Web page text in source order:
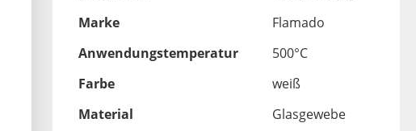
Marke
Flamado
Anwendungstemperatur
500°C
Farbe
weiß
Material
Glasgewebe